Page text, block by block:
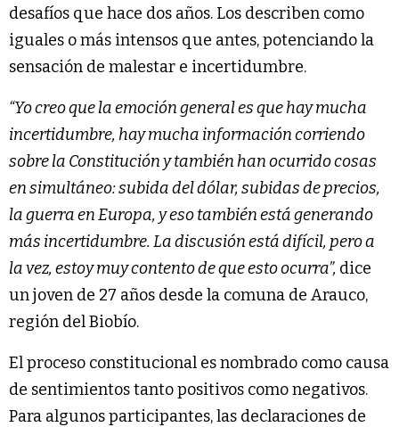
desafíos que hace dos años. Los describen como
iguales o más intensos que antes, potenciando la
sensación de malestar e incertidumbre.
“Yo creo que la emoción general es que hay mucha
incertidumbre, hay mucha información corriendo
sobre la Constitución y también han ocurrido cosas
en simultáneo: subida del dólar, subidas de precios,
la guerra en Europa, y eso también está generando
más incertidumbre. La discusión está difícil, pero a
la vez, estoy muy contento de que esto ocurra”, dice
un joven de 27 años desde la comuna de Arauco,
región del Biobío.
El proceso constitucional es nombrado como causa
de sentimientos tanto positivos como negativos.
Para algunos participantes, las declaraciones de